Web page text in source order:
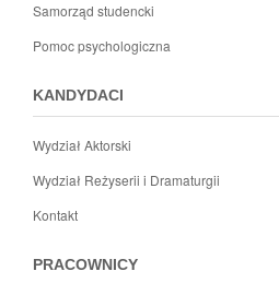
Samorząd studencki
Pomoc psychologiczna
KANDYDACI
Wydział Aktorski
Wydział Reżyserii i Dramaturgii
Kontakt
PRACOWNICY